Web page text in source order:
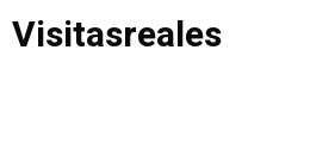
Saltar
Visitasreales